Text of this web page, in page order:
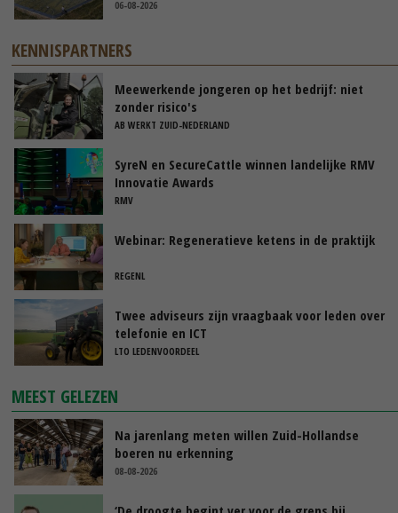
06-08-2026
KENNISPARTNERS
Meewerkende jongeren op het bedrijf: niet
zonder risico's
AB WERKT ZUID-NEDERLAND
SyreN en SecureCattle winnen landelijke RMV
Innovatie Awards
RMV
Webinar: Regeneratieve ketens in de praktijk
REGENL
Twee adviseurs zijn vraagbaak voor leden over
telefonie en ICT
LTO LEDENVOORDEEL
MEEST GELEZEN
Na jarenlang meten willen Zuid-Hollandse
boeren nu erkenning
08-08-2026